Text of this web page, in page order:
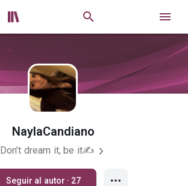
 
NaylaCandiano
Don’t dream it, be it✍
Seguir al autor · 27